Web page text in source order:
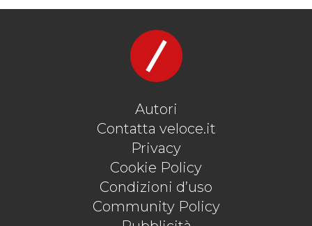
Autori
Contatta veloce.it
Privacy
Cookie Policy
Condizioni d’uso
Community Policy